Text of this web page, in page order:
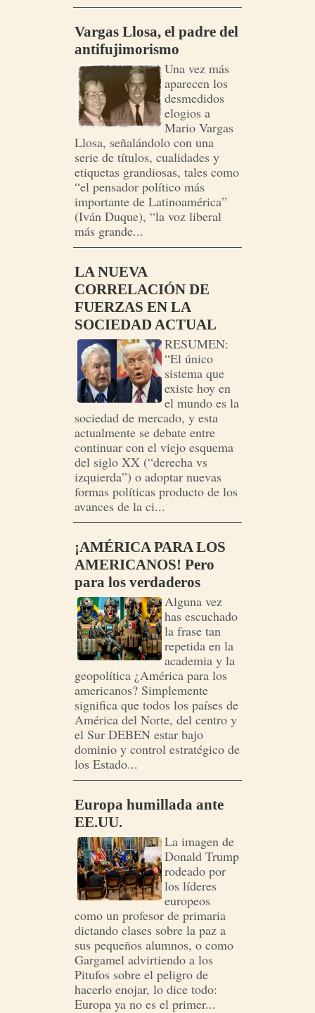
Vargas Llosa, el padre del
antifujimorismo
Una vez más
aparecen los
desmedidos
elogios a
Mario Vargas
Llosa, señalándolo con una
serie de títulos, cualidades y
etiquetas grandiosas, tales como
“el pensador político más
importante de Latinoamérica”
(Iván Duque), “la voz liberal
más grande...
LA NUEVA
CORRELACIÓN DE
FUERZAS EN LA
SOCIEDAD ACTUAL
RESUMEN:
“El único
sistema que
existe hoy en
el mundo es la
sociedad de mercado, y esta
actualmente se debate entre
continuar con el viejo esquema
del siglo XX (“derecha vs
izquierda”) o adoptar nuevas
formas políticas producto de los
avances de la ci...
¡AMÉRICA PARA LOS
AMERICANOS! Pero
para los verdaderos
Alguna vez
has escuchado
la frase tan
repetida en la
academia y la
geopolítica ¿América para los
americanos? Simplemente
significa que todos los países de
América del Norte, del centro y
el Sur DEBEN estar bajo
dominio y control estratégico de
los Estado...
Europa humillada ante
EE.UU.
La imagen de
Donald Trump
rodeado por
los líderes
europeos
como un profesor de primaria
dictando clases sobre la paz a
sus pequeños alumnos, o como
Gargamel advirtiendo a los
Pitufos sobre el peligro de
hacerlo enojar, lo dice todo:
Europa ya no es el primer...